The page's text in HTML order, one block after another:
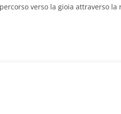
verso la gioia attraverso la